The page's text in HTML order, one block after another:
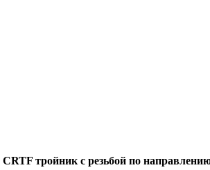
CRTF тройник с резьбой по